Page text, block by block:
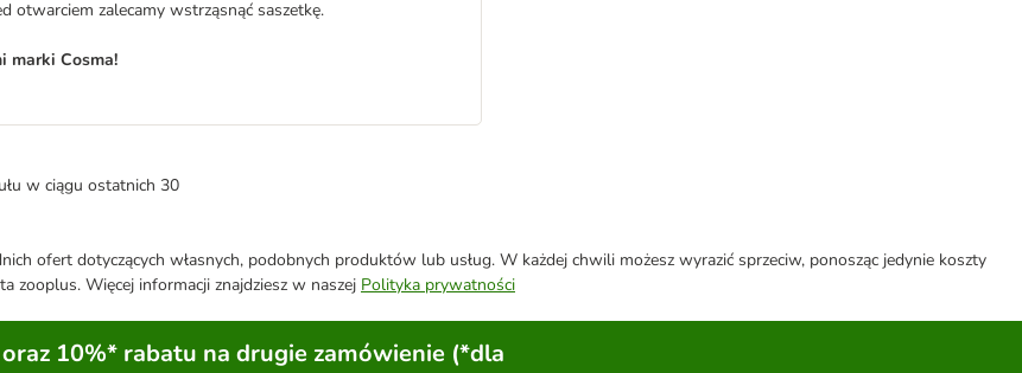
otwarciem zalecamy wstrząsnąć saszetkę.
marki Cosma!
w ciągu ostatnich 30
ofert dotyczących własnych, podobnych produktów lub usług. W każdej chwili możesz wyrazić sprzeciw, ponosząc jedynie koszty
zooplus. Więcej informacji znajdziesz w naszej Polityka prywatności
10%* rabatu na drugie zamówienie (*dla